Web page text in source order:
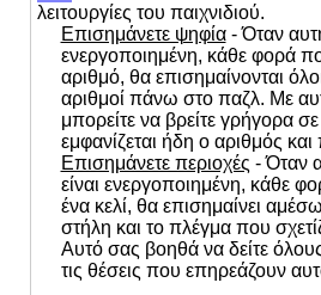
λειτουργίες του παιχνιδιού.
Επισημάνετε ψηφία- Όταν αυτή
ενεργοποιημένη, κάθε φορά
αριθμό, θα επισημαίνονται
αριθμοί πάνω στο παζλ. Με
μπορείτε να βρείτε γρήγορα σε
εμφανίζεται ήδη ο αριθμός και
Επισημάνετε περιοχές - Όταν
είναι ενεργοποιημένη, κάθε
ένα κελί, θα επισημαίνει
στήλη και το πλέγμα που
Αυτό σας βοηθά να δείτε
τις θέσεις που επηρεάζουν